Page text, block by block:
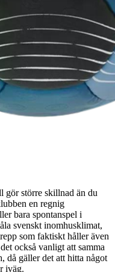
gör större skillnad än du
en regnig
bara spontanspel i
svenskt inomhusklimat,
som faktiskt håller även
också vanligt att samma
då gäller det att hitta något
iväg.